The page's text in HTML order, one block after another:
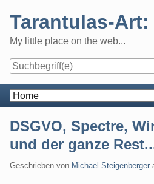
content
Tarantulas-Art:
My little place on the web...
Navigation
DSGVO, Spectre,
und der ganze
Geschrieben von Michael Steigenberger